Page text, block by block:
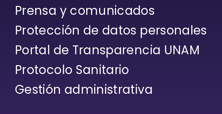
Prensa y comunicados
Protección de datos personales
Portal de Transparencia UNAM
Protocolo Sanitario
Gestión administrativa